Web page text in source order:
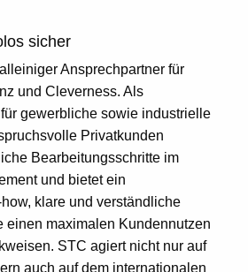
sicher
Ansprechpartner für
und Cleverness. Als
gewerbliche sowie industrielle
Privatkunden
Bearbeitungsschritte im
und bietet ein
klare und verständliche
einen maximalen Kundennutzen
STC agiert nicht nur auf
auch auf dem internationalen